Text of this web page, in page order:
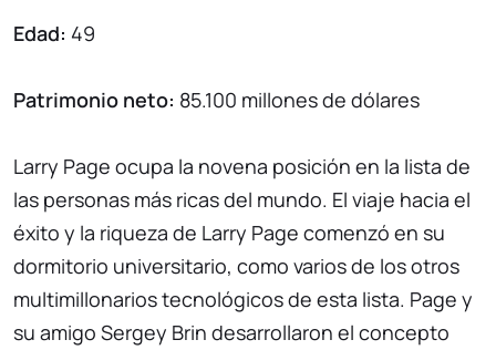
Edad: 49
Patrimonio neto: 85.100 millones de dólares
Larry Page ocupa la novena posición en la lista de
las personas más ricas del mundo. El viaje hacia el
éxito y la riqueza de Larry Page comenzó en su
dormitorio universitario, como varios de los otros
multimillonarios tecnológicos de esta lista. Page y
su amigo Sergey Brin desarrollaron el concepto